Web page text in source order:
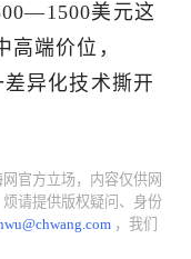
美元这
端价位，
异化技术撕开
官方立场，内容仅供网
请提供版权疑问、身份
，我们